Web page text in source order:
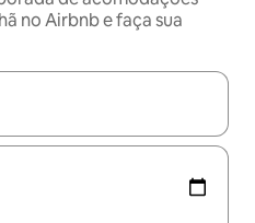
no Airbnb e faça sua
disponíveis, explore-os